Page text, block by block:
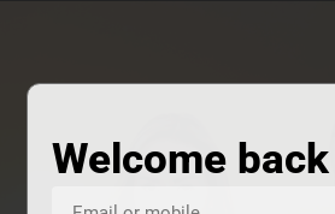
Welcome back